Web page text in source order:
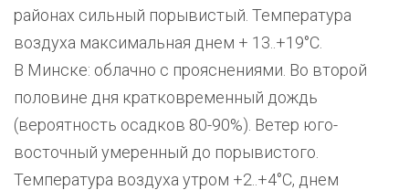
районах сильный порывистый. Температура
воздуха максимальная днем + 13..+19°С.
В Минске: облачно с прояснениями. Во второй
половине дня кратковременный дождь
(вероятность осадков 80-90%). Ветер юго-
восточный умеренный до порывистого.
Температура воздуха утром +2..+4°С, днем